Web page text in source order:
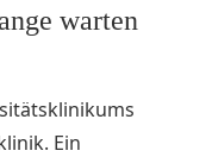
warten
Ein